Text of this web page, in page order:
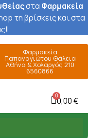
στα Φαρμακεία
τη βρίσκεις και στα
!
Φαρμακεία
Παπαναγιώτου Θάλεια
Αθήνα & Χολαργός 210
6560866
0,00 €